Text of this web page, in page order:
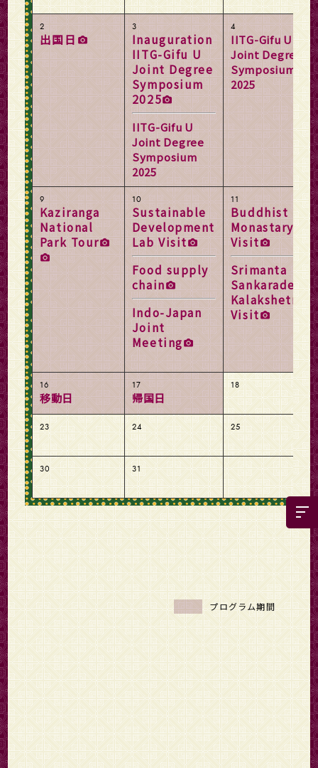
2
出国日
3
Inauguration
IITG-Gifu U
Joint Degree
Symposium
2025
IITG-Gifu U
Joint Degree
Symposium
2025
4
IITG-Gifu U
Joint Degree
Symposium
2025
9
Kaziranga
National
Park Tour
10
Sustainable
Development
Lab Visit
Food supply
chain
Indo-Japan
Joint
Meeting
11
Buddhist
Monastary
Visit
Srimanta
Sankaradeva
Kalakshetra
Visit
16
移動日
17
帰国日
18
23 24 25
30 31
プログラム期間